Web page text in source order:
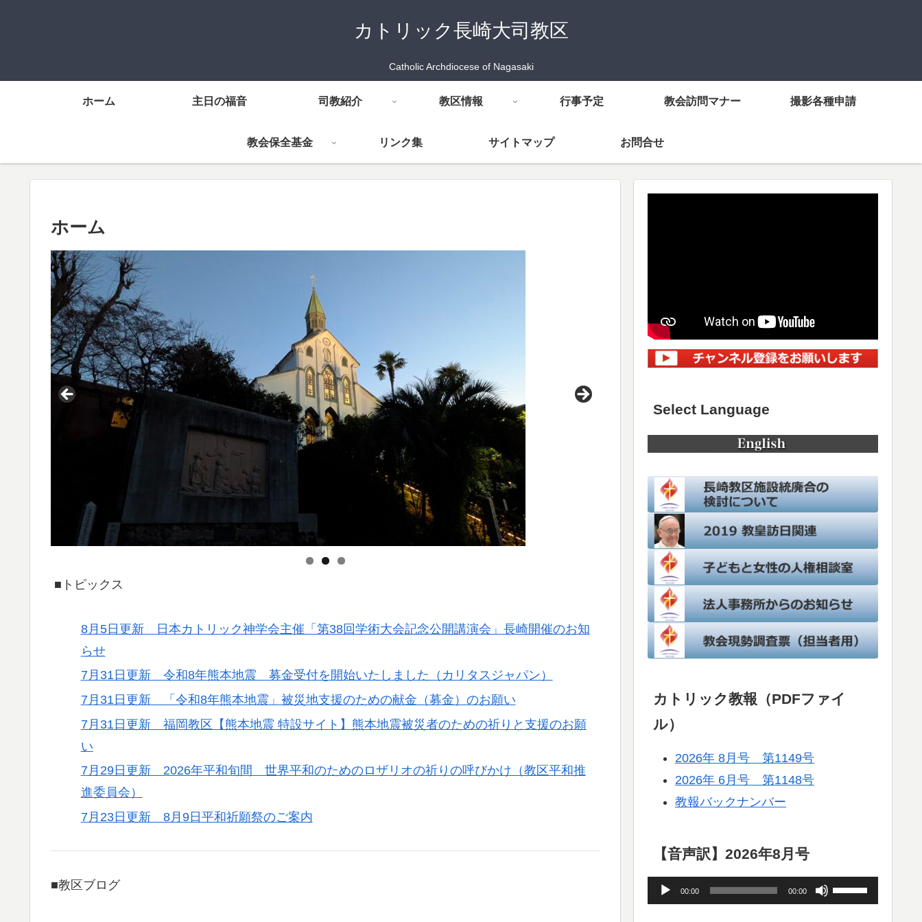
カトリック長崎大司教区
Catholic Archdiocese of Nagasaki
ホーム 主日の福音 司教紹介 教区情報 行事予定 教会訪問マナー 撮影各種申請
教会保全基金 リンク集 サイトマップ お問合せ
ホーム
■トピックス
8月5日更新 日本カトリック神学会主催「第38回学術大会記念公開講演会」長崎開催のお知
らせ
7月31日更新 令和8年熊本地震 募金受付を開始いたしました（カリタスジャパン）
7月31日更新 「令和8年熊本地震」被災地支援のための献金（募金）のお願い
7月31日更新 福岡教区【熊本地震 特設サイト】熊本地震被災者のための祈りと支援のお願
い
7月29日更新 2026年平和旬間 世界平和のためのロザリオの祈りの呼びかけ（教区平和推
進委員会）
7月23日更新 8月9日平和祈願祭のご案内
■教区ブログ
Select Language
カトリック教報（PDFファイ
ル）
2026年 8月号 第1149号
2026年 6月号 第1148号
教報バックナンバー
【音声訳】2026年8月号
声
00:00 00:00
ボ
リ